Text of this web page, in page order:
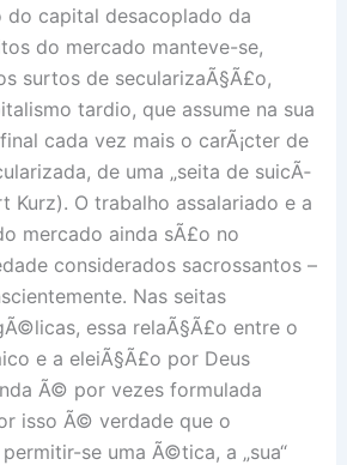
do capital desacoplado da
do mercado manteve-se,
surtos de secularizaÃ§Ã£o,
tardio, que assume na sua
cada vez mais o carÃ¡cter de
de uma „seita de suicÃ­
Kurz). O trabalho assalariado e a
mercado ainda sÃ£o no
considerados sacrossantos –
Nas seitas
essa relaÃ§Ã£o entre o
e a eleiÃ§Ã£o por Deus
Ã© por vezes formulada
isso Ã© verdade que o
se uma Ã©tica, a „sua“